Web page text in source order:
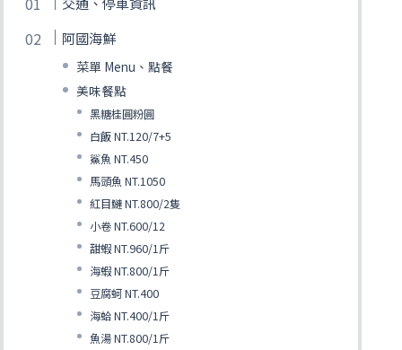
阿國海鮮
菜單 Menu、點餐
美味餐點
黑糖桂圓粉圓
白飯 NT.120/7+5
鯊魚 NT.450
馬頭魚 NT.1050
紅目鰱 NT.800/2隻
小卷 NT.600/12
甜蝦 NT.960/1斤
海蝦 NT.800/1斤
豆腐蚵 NT.400
海蛤 NT.400/1斤
魚湯 NT.800/1斤